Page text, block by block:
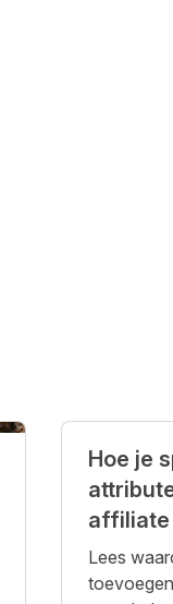
Hoe je
affiliate
Lees